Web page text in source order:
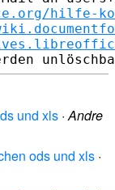
hilfe-
und xls ·Andre
ods und xls ·